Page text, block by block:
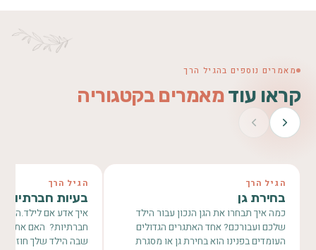
מאמרים נוספים בהגיל הרך
קראו עודמאמרים בקטגוריה
הגיל הרך
בחירת גן
כמה איך תבחרו את הגן הנכון עבור הילד
שלכם ועבורכם? אחד האתגרים הגדולים
העומדים בפנינו הוא בחירת גן או מסגרת
הגיל הרך
בעיות חברתיות
איך אדע אם לילד.ה
חברתיות? האם אתם
שבה הילד שלך חוזר